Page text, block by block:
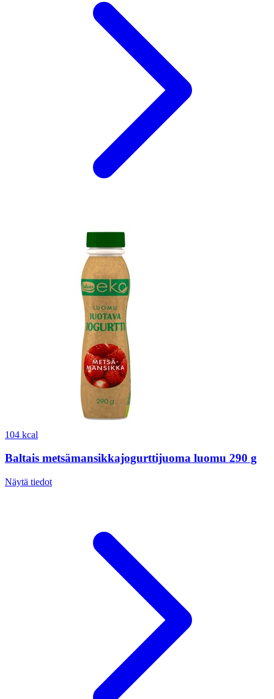
104 kcal
Baltais metsämansikkajogurttijuoma luomu 290 g
Näytä tiedot